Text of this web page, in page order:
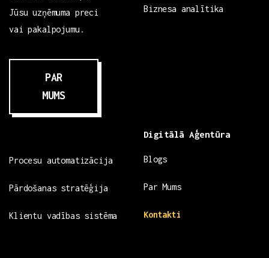
Jūsu uzņēmuma preci
vai pakalpojumu.
PAR
MUMS
Biznesa analītika
Procesu automatizācija
Pārdošanas stratēģija
Klientu vadības sistēma
Digitālā Aģentūra
Blogs
Par Mums
Kontakti